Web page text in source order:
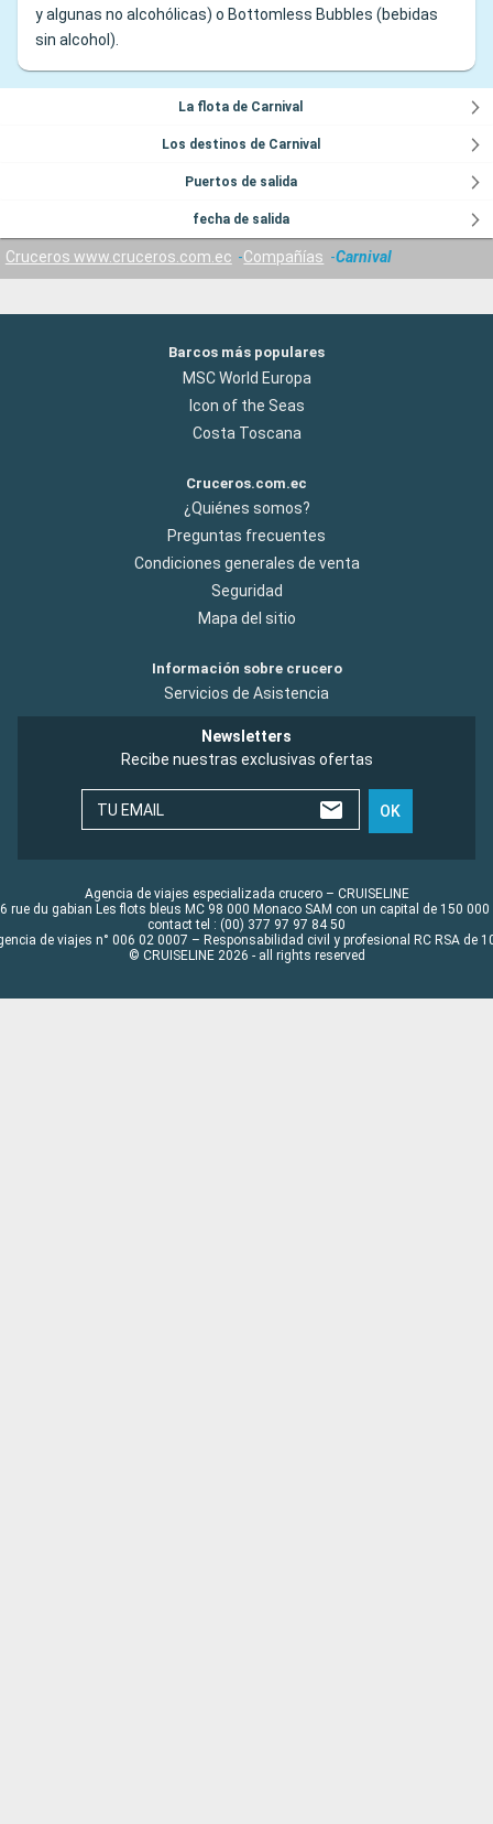
y algunas no alcohólicas) o Bottomless Bubbles (bebidas
sin alcohol).
La flota de Carnival
Los destinos de Carnival
Puertos de salida
fecha de salida
Cruceros www.cruceros.com.ec Compañías Carnival
Barcos más populares
MSC World Europa
Icon of the Seas
Costa Toscana
Cruceros.com.ec
¿Quiénes somos?
Preguntas frecuentes
Condiciones generales de venta
Seguridad
Mapa del sitio
Información sobre crucero
Servicios de Asistencia
Newsletters
Recibe nuestras exclusivas ofertas
TU EMAIL OK
Agencia de viajes especializada crucero – CRUISELINE
rue du gabian Les flots bleus MC 98 000 Monaco SAM con un capital de 150 000
contact tel : (00) 377 97 97 84 50
de viajes n° 006 02 0007 – Responsabilidad civil y profesional RC RSA de
© CRUISELINE 2026 - all rights reserved